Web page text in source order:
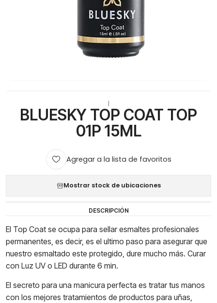
BLUESKY TOP COAT TOP
01P 15ML
Agregar a la lista de favoritos
Mostrar stock de ubicaciones
DESCRIPCIÓN
El Top Coat se ocupa para sellar esmaltes profesionales
permanentes, es decir, es el ultimo paso para asegurar que
nuestro esmaltado este protegido, dure mucho más. Curar
con Luz UV o LED durante 6 min.
El secreto para una manicura perfecta es tratar tus manos
con los mejores tratamientos de productos para uñas,